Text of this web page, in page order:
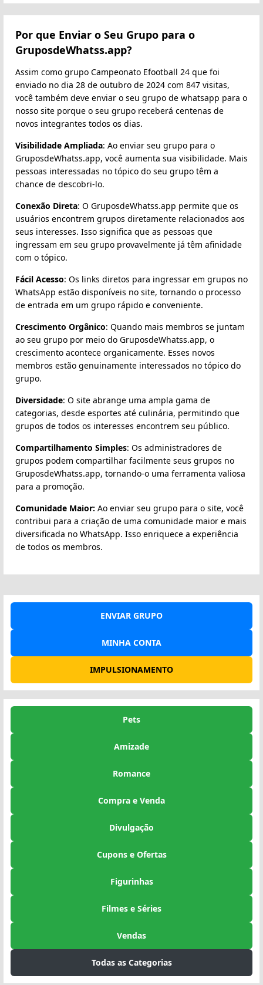
Por que Enviar o Seu Grupo para o
GruposdeWhatss.app?
Assim como grupo Campeonato Efootball 24 que foi
enviado no dia 28 de outubro de 2024 com 847 visitas,
você também deve enviar o seu grupo de whatsapp para o
nosso site porque o seu grupo receberá centenas de
novos integrantes todos os dias.
Visibilidade Ampliada: Ao enviar seu grupo para o
GruposdeWhatss.app, você aumenta sua visibilidade. Mais
pessoas interessadas no tópico do seu grupo têm a
chance de descobri-lo.
Conexão Direta: O GruposdeWhatss.app permite que os
usuários encontrem grupos diretamente relacionados aos
seus interesses. Isso significa que as pessoas que
ingressam em seu grupo provavelmente já têm afinidade
com o tópico.
Fácil Acesso: Os links diretos para ingressar em grupos no
WhatsApp estão disponíveis no site, tornando o processo
de entrada em um grupo rápido e conveniente.
Crescimento Orgânico: Quando mais membros se juntam
ao seu grupo por meio do GruposdeWhatss.app, o
crescimento acontece organicamente. Esses novos
membros estão genuinamente interessados no tópico do
grupo.
Diversidade: O site abrange uma ampla gama de
categorias, desde esportes até culinária, permitindo que
grupos de todos os interesses encontrem seu público.
Compartilhamento Simples: Os administradores de
grupos podem compartilhar facilmente seus grupos no
GruposdeWhatss.app, tornando-o uma ferramenta valiosa
para a promoção.
Comunidade Maior: Ao enviar seu grupo para o site, você
contribui para a criação de uma comunidade maior e mais
diversificada no WhatsApp. Isso enriquece a experiência
de todos os membros.
ENVIAR GRUPO
MINHA CONTA
IMPULSIONAMENTO
Pets
Amizade
Romance
Compra e Venda
Divulgação
Cupons e Ofertas
Figurinhas
Filmes e Séries
Vendas
Todas as Categorias